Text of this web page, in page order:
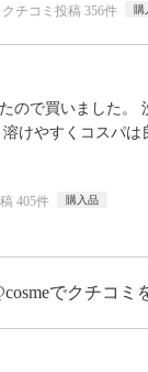
クチコミ投稿 356件 購
ので買いました。
けやすくコスパ
405件 購入品
でクチコミ